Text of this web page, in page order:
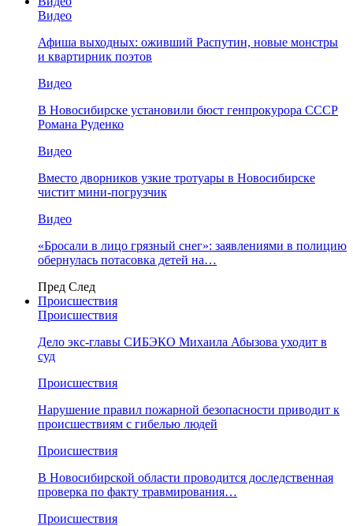
Видео
Афиша выходных: оживший Распутин, новые монстры
и квартирник поэтов
Видео
В Новосибирске установили бюст генпрокурора СССР
Романа Руденко
Видео
Вместо дворников узкие тротуары в Новосибирске
чистит мини-погрузчик
Видео
«Бросали в лицо грязный снег»: заявлениями в полицию
обернулась потасовка детей на…
Пред След
Происшествия
Происшествия
Дело экс-главы СИБЭКО Михаила Абызова уходит в
суд
Происшествия
Нарушение правил пожарной безопасности приводит к
происшествиям с гибелью людей
Происшествия
В Новосибирской области проводится доследственная
проверка по факту травмирования…
Происшествия